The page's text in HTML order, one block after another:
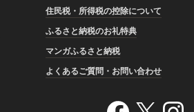
住民税・所得税の控除について
ふるさと納税のお礼特典
マンガふるさと納税
よくあるご質問・お問い合わせ